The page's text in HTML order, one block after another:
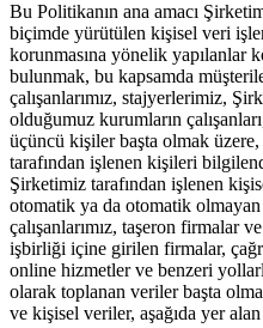
Bu Politikanın ana amacı
biçimde yürütülen kişisel veri
korunmasına yönelik yapılanlar
bulunmak, bu kapsamda
çalışanlarımız, stajyerlerimiz,
olduğumuz kurumların
üçüncü kişiler başta olmak
tarafından işlenen kişileri
Şirketimiz tarafından işlenen
otomatik ya da otomatik
çalışanlarımız, taşeron firmalar
işbirliği içine girilen firmalar,
online hizmetler ve benzeri
olarak toplanan veriler başta
ve kişisel veriler, aşağıda yer